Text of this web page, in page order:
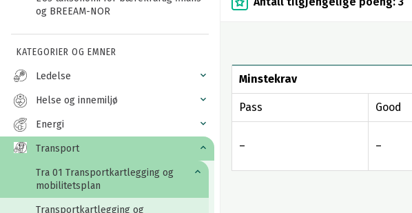
og BREEAM-NOR
KATEGORIER OG EMNER
Ledelse
Helse og innemiljø
Energi
Transport
Tra 01 Transportkartlegging og
mobilitetsplan
Transportkartlegging og
Minstekrav
Pass Good
– –